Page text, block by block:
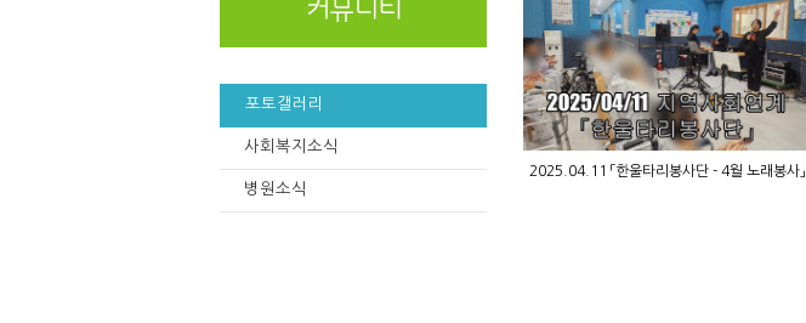
포토갤러리
사회복지소식
병원소식
2025.04.11 「한울타리봉사단 - 4월 노래봉사」